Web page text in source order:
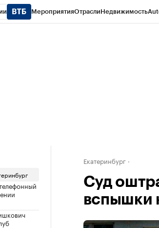
МероприятияОтраслиНедвижимость
Екатеринбург
Суд
вспышки